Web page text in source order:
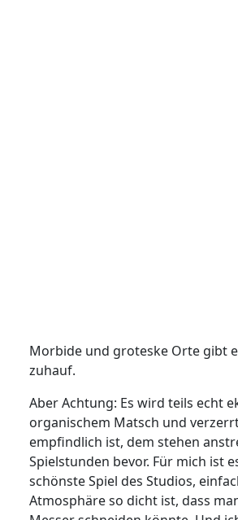
Morbide und groteske Orte gibt
zuhauf.
Aber Achtung: Es wird teils echt
organischem Matsch und
empfindlich ist, dem stehen
Spielstunden bevor. Für mich ist
schönste Spiel des Studios,
Atmosphäre so dicht ist, dass